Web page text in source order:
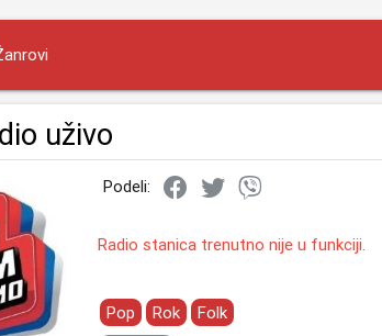
uživo
Podeli:
Radio stanica trenutno nije u funkciji.
Pop Rok
Folk